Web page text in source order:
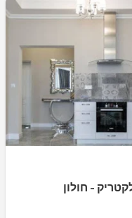
- חולון